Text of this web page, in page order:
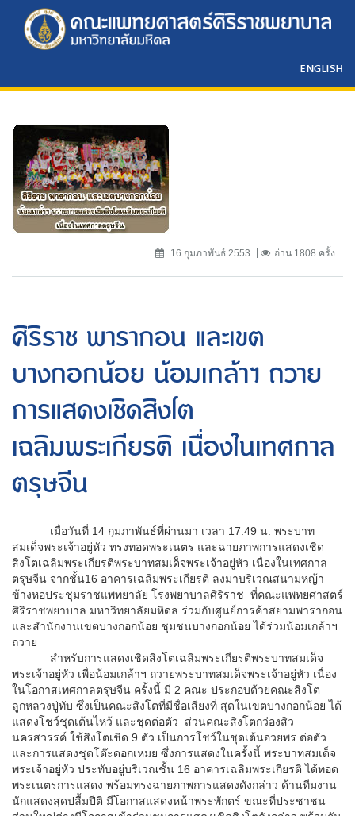
ENGLISH
16 กุมภาพันธ์ 2553 อ่าน 1808 ครั้ง
ศิริราช พารากอน และเขต
บางกอกน้อย น้อมเกล้าฯ ถวาย
การแสดงเชิดสิงโต
เฉลิมพระเกียรติ เนื่องในเทศกาล
ตรุษจีน
เมื่อวันที่ 14 กุมภาพันธ์ที่ผ่านมา เวลา 17.49 น. พระบาท
สมเด็จพระเจ้าอยู่หัว ทรงทอดพระเนตร และฉายภาพการแสดงเชิด
สิงโตเฉลิมพระเกียรติพระบาทสมเด็จพระเจ้าอยู่หัว เนื่องในเทศกาล
ตรุษจีน จากชั้น16 อาคารเฉลิมพระเกียรติ ลงมาบริเวณสนามหญ้า
ข้างหอประชุมราชแพทยาลัย โรงพยาบาลศิริราช ที่คณะแพทยศาสตร์
ศิริราชพยาบาล มหาวิทยาลัยมหิดล ร่วมกับศูนย์การค้าสยามพารากอน
และสำนักงานเขตบางกอกน้อย ชุมชนบางกอกน้อย ได้ร่วมน้อมเกล้าฯ
ถวาย
สำหรับการแสดงเชิดสิงโตเฉลิมพระเกียรติพระบาทสมเด็จ
พระเจ้าอยู่หัว เพื่อน้อมเกล้าฯ ถวายพระบาทสมเด็จพระเจ้าอยู่หัว เนื่อง
ในโอกาสเทศกาลตรุษจีน ครั้งนี้ มี 2 คณะ ประกอบด้วยคณะสิงโต
ลูกหลวงปู่ทับ ซึ่งเป็นคณะสิงโตที่มีชื่อเสียงที่ สุดในเขตบางกอกน้อย ได้
แสดงโชว์ชุดเต้นไหว้ และชุดต่อตัว ส่วนคณะสิงโตกว๋องสิว
นครสวรรค์ ใช้สิงโตเชิด 9 ตัว เป็นการโชว์ในชุดเต้นอวยพร ต่อตัว
และการแสดงชุดโต๊ะดอกเหมย ซึ่งการแสดงในครั้งนี้ พระบาทสมเด็จ
พระเจ้าอยู่หัว ประทับอยู่บริเวณชั้น 16 อาคารเฉลิมพระเกียรติ ได้ทอด
พระเนตรการแสดง พร้อมทรงฉายภาพการแสดงดังกล่าว ด้านทีมงาน
นักแสดงสุดปลื้มปีติ มีโอกาสแสดงหน้าพระพักตร์ ขณะที่ประชาชน